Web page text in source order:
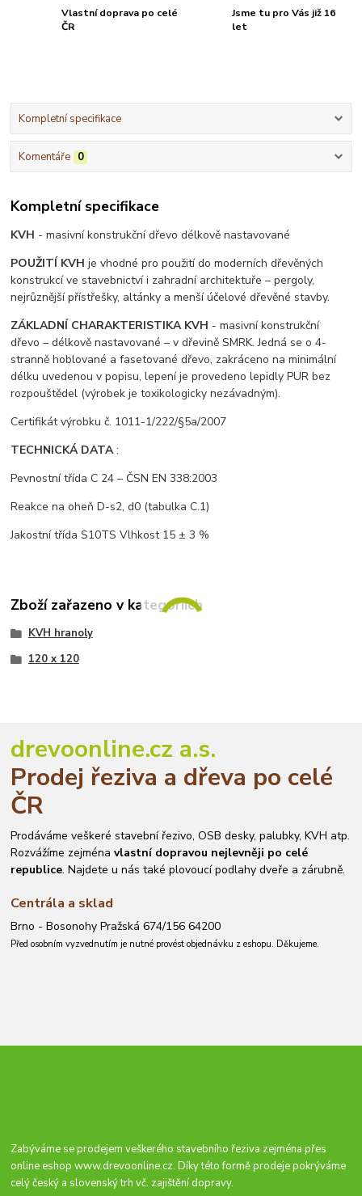
Vlastní doprava po celé
ČR
Jsme tu pro Vás již 16
let
Kompletní specifikace
Komentáře 0
Kompletní specifikace
KVH - masivní konstrukční dřevo délkově nastavované
POUŽITÍ KVH je vhodné pro použití do moderních dřevěných
konstrukcí ve stavebnictví i zahradní architektuře – pergoly,
nejrůznější přístřešky, altánky a menší účelové dřevěné stavby.
ZÁKLADNÍ CHARAKTERISTIKA KVH - masivní konstrukční
dřevo – délkově nastavované – v dřevině SMRK. Jedná se o 4-
stranně hoblované a fasetované dřevo, zakráceno na minimální
délku uvedenou v popisu, lepení je provedeno lepidly PUR bez
rozpouštědel (výrobek je toxikologicky nezávadným).
Certifikát výrobku č. 1011-1/222/§5a/2007
TECHNICKÁ DATA:
Pevnostní třída C 24 – ČSN EN 338:2003
Reakce na oheň D-s2, d0 (tabulka C.1)
Jakostní třída S10TS Vlhkost 15 ± 3 %
Zboží zařazeno v kategoriích
KVH hranoly
120 x 120
drevoonline.cz a.s.
Prodej řeziva a dřeva po celé
ČR
Prodáváme veškeré stavební řezivo, OSB desky, palubky, KVH atp.
Rozvážíme zejménavlastní dopravou nejlevněji po celé
republice. Najdete u nás také plovoucí podlahy dveře a zárubně.
Centrála a sklad
Brno - Bosonohy Pražská 674/156 64200
Před osobním vyzvednutím je nutné provést objednávku z eshopu. Děkujeme.
Zabýváme se prodejem veškerého stavebního řeziva zejména přes
online eshopwww.drevoonline.cz. Díky této formě prodeje pokrýváme
celý český a slovenský trh vč. zajištění dopravy.